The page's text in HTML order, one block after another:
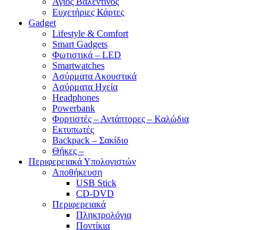
Ευχετήριες Κάρτες
Gadget
Lifestyle & Comfort
Smart Gadgets
Φωτιστικά – LED
Smartwatches
Ασύρματα Ακουστικά
Ασύρματα Ηχεία
Headphones
Powerbank
Φορτιστές – Αντάπτορες – Καλώδια
Εκτυπωτές
Backpack – Σακίδιο
Θήκες –
Περιφερειακά Υπολογιστών
Αποθήκευση
USB Stick
CD-DVD
Περιφερειακά
Πληκτρολόγια
Ποντίκια